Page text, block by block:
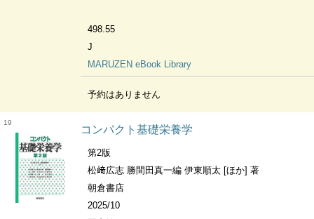
498.55
J
MARUZEN eBook Library
予約はありません
19
コンパクト基礎栄養学
第2版
松﨑広志 勝間田真一編 伊東順太 [ほか] 著
朝倉書店
2025/10